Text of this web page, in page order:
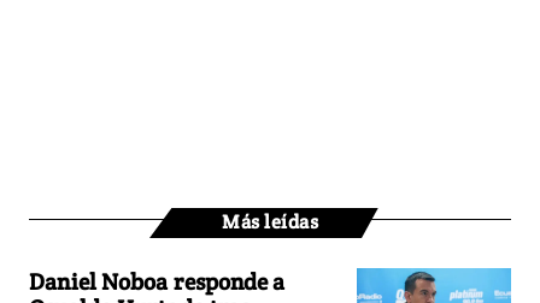
Más leídas
Daniel Noboa responde a